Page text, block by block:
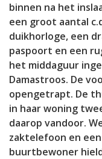
binnen na het
een groot aantal
duikhorloge, een
paspoort en een
het middaguur
Damastroos. De
opengetrapt. De
in haar woning
daarop vandoor.
zaktelefoon en
buurtbewoner